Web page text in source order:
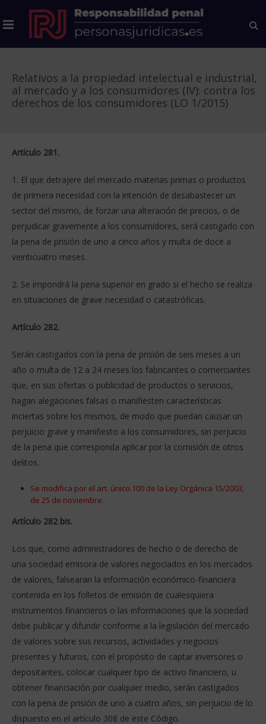
Relativos a la propiedad intelectual e industrial,
al mercado y a los consumidores (IV): contra los
derechos de los consumidores (LO 1/2015)
Artículo 281.
1. El que detrajere del mercado materias primas o productos
de primera necesidad con la intención de desabastecer un
sector del mismo, de forzar una alteración de precios, o de
perjudicar gravemente a los consumidores, será castigado con
la pena de prisión de uno a cinco años y multa de doce a
veinticuatro meses.
2. Se impondrá la pena superior en grado si el hecho se realiza
en situaciones de grave necesidad o catastróficas.
Artículo 282.
Serán castigados con la pena de prisión de seis meses a un
año o multa de 12 a 24 meses los fabricantes o comerciantes
que, en sus ofertas o publicidad de productos o servicios,
hagan alegaciones falsas o manifiesten características
inciertas sobre los mismos, de modo que puedan causar un
perjuicio grave y manifiesto a los consumidores, sin perjuicio
de la pena que corresponda aplicar por la comisión de otros
delitos.
Se modifica por el art. único.100 de la Ley Orgánica 15/2003,
de 25 de noviembre.
Artículo 282 bis.
Los que, como administradores de hecho o de derecho de
una sociedad emisora de valores negociados en los mercados
de valores, falsearan la información económico-financiera
contenida en los folletos de emisión de cualesquiera
instrumentos financieros o las informaciones que la sociedad
debe publicar y difundir conforme a la legislación del mercado
de valores sobre sus recursos, actividades y negocios
presentes y futuros, con el propósito de captar inversores o
depositantes, colocar cualquier tipo de activo financiero, u
obtener financiación por cualquier medio, serán castigados
con la pena de prisión de uno a cuatro años, sin perjuicio de lo
dispuesto en el artículo 308 de este Código.